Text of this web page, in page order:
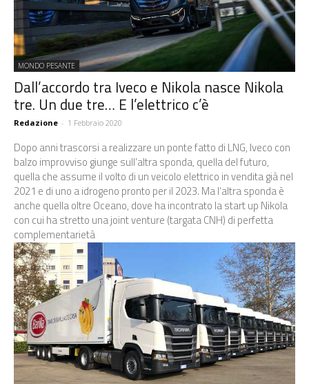
MONDO PESANTE
Dall’accordo tra Iveco e Nikola nasce Nikola
tre. Un due tre… E l’elettrico c’è
Redazione - 1 Febbraio 2020
Dopo anni trascorsi a realizzare un ponte fatto di LNG, Iveco con
balzo improvviso giunge sull’altra sponda, quella del futuro,
quella che assume il volto di un veicolo elettrico in vendita già nel
2021 e di uno a idrogeno pronto per il 2023. Ma l’altra sponda è
anche quella oltre Oceano, dove ha incontrato la start up Nikola
con cui ha stretto una joint venture (targata CNH) di perfetta
complementarietà